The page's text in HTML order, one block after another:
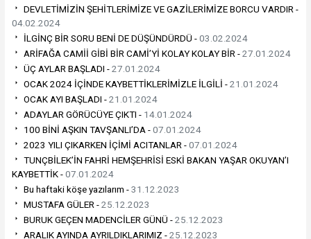
DEVLETİMİZİN ŞEHİTLERİMİZE VE GAZİLERİMİZE BORCU VARDIR -
04.02.2024
İLGİNÇ BİR SORU BENİ DE DÜŞÜNDÜRDÜ -03.02.2024
ARİFAĞA CAMİİ GİBİ BİR CAMİ’Yİ KOLAY KOLAY BİR -27.01.2024
ÜÇ AYLAR BAŞLADI -27.01.2024
OCAK 2024 İÇİNDE KAYBETTİKLERİMİZLE İLGİLİ -21.01.2024
OCAK AYI BAŞLADI -21.01.2024
ADAYLAR GÖRÜCÜYE ÇIKTI - 14.01.2024
100 BİNİ AŞKIN TAVŞANLI’DA -07.01.2024
2023 YILI ÇIKARKEN İÇİMİ ACITANLAR -07.01.2024
TUNÇBİLEK’İN FAHRİ HEMŞEHRİSİ ESKİ BAKAN YAŞAR OKUYAN’I
KAYBETTİK -07.01.2024
Bu haftaki köşe yazılarım -31.12.2023
MUSTAFA GÜLER -25.12.2023
BURUK GEÇEN MADENCİLER GÜNÜ -25.12.2023
ARALIK AYINDA AYRILDIKLARIMIZ -25.12.2023